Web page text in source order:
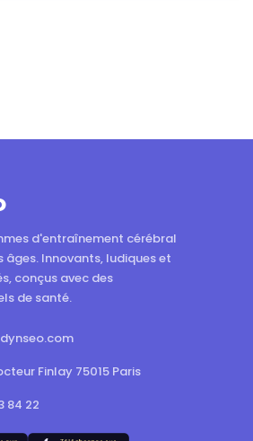
d'entraînement cérébral
âges. Innovants, ludiques et
conçus avec des
de santé.
Finlay 75015 Paris
84 22